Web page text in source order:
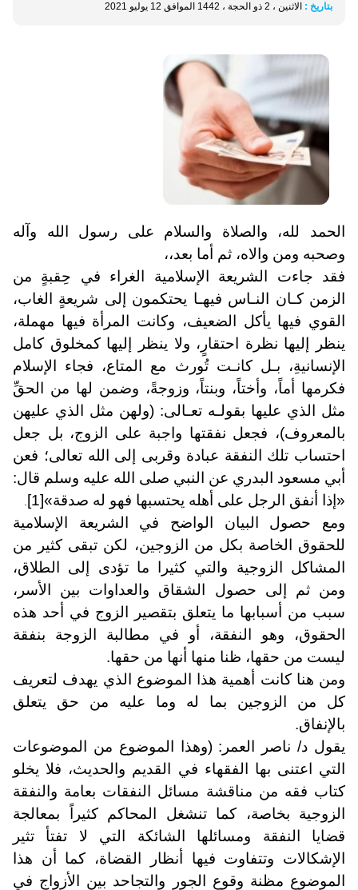
بتاريخ : الاثنين ، 2 ذو الحجة ، 1442 الموافق 12 يوليو 2021
الحمد لله، والصلاة والسلام على رسول الله وآله
وصحبه ومن والاه، ثم أما بعد،،
فقد جاءت الشريعة الإسلامية الغراء في حِقبةٍ من
الزمنكـان النـاس فيهـا يحتكمون إلى شريعةٍ الغاب،
القوي فيها يأكل الضعيف، وكانت المرأة فيها مهملة،
ينظر إليها نظرة احتقارٍ، ولا ينظر إليها كمخلوق كامل
الإنسانيةِ، بـل كانـت تُورث مع المتاع، فجاء الإسلام
فكرمها أماً، وأختاً، وبنتاً، وزوجةً، وضمن لها من الحقِّ
مثل الذي عليها بقولـه تعـالى: (ولهن مثل الذي عليهن
بالمعروف)، فجعل نفقتها واجبة على الزوج، بل جعل
احتساب تلك النفقة عبادة وقربى إلى الله تعالى؛ فعن
أبي مسعود البدري عن النبي صلى الله عليه وسلم قال:
«إذا أنفق الرجل على أهله يحتسبها فهو له صدقة»[1]
ومع حصول البيان الواضح في الشريعة الإسلامية
للحقوق الخاصة بكل من الزوجين، لكن تبقى كثير من
المشاكل الزوجية والتي كثيرا ما تؤدى إلى الطلاق،
ومن ثم إلى حصول الشقاق والعداوات بين الأسر،
سبب من أسبابها ما يتعلق بتقصير الزوج في أحد هذه
الحقوق، وهو النفقة، أو في مطالبة الزوجة بنفقة
ليست من حقها، ظنا منها أنها من حقها.
ومن هنا كانت أهمية هذا الموضوع الذي يهدف لتعريف
كل من الزوجين بما له وما عليه من حق يتعلق
بالإنفاق.
يقول د/ ناصر العمر: (وهذا الموضوع من الموضوعات
التي اعتنى بها الفقهاء في القديم والحديث، فلا يخلو
كتاب فقه من مناقشة مسائل النفقات بعامة والنفقة
الزوجية بخاصة، كما تنشغل المحاكم كثيراً بمعالجة
قضايا النفقة ومسائلها الشائكة التي لا تفتأ تثير
الإشكالات وتتفاوت فيها أنظار القضاة، كما أن هذا
الموضوع مظنة وقوع الجور والتجاحد بين الأزواج في